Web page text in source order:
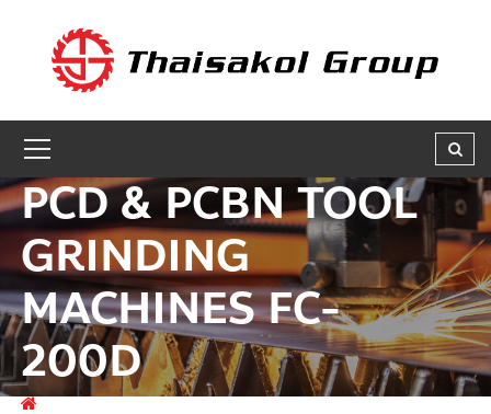
GET A QUOTE
ชื่อบริษัท :
เบอร์ติดต่อกลับ * :
อีเมล * :
PCD & PCBN TOOL
GRINDING
MACHINES FC-
200D